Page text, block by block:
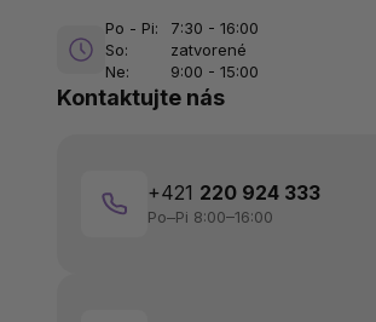
Kontaktujte nás
+421 220 924 333
Po–Pi 8:00–16:00
Po - Pi:
7:30 - 16:00
So:
zatvorené
Ne:
9:00 - 15:00